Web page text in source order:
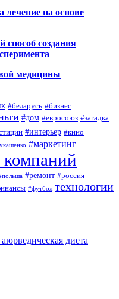
на основе
создания
медицины
#беларусь #бизнес
#дом #евросоюз #загадка
#интерьер #кино
#маркетинг
компаний
#ремонт #россия
#футбол технологии
диета